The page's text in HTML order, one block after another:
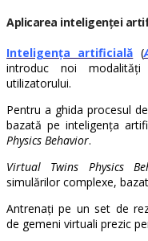
Aplicarea inteligenței
Inteligența artificială (
introduc noi
utilizatorului.
Pentru a ghida procesul
bazată pe inteligența
Physics Behavior.
Virtual Twins Physics
simulărilor complexe,
Antrenați pe un set de
de gemeni virtuali prezic